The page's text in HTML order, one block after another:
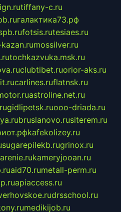
tiffany-c.ru
галактика73.рф
fotsis.rutesiaes.ru
mossilver.ru
tochkazvuka.msk.ru
clubtibet.ruorior-aks.ru
carlines.ruflatnsk.ru
astroline.net.ru
gidlipetsk.ruooo-driada.ru
bruslanovo.rusiterem.ru
kafekolizey.ru
sugarepilekb.rugrinox.ru
kameryjooan.ru
aid70.rumetall-perm.ru
apiaccess.ru
drsschool.ru
medikijob.ru